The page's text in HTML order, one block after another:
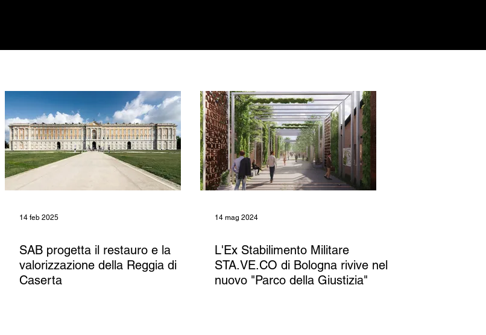
14 feb 2025
SAB progetta il restauro e la
valorizzazione della Reggia di
Caserta
14 mag 2024
L'Ex Stabilimento Militare
STA.VE.CO di Bologna rivive nel
nuovo "Parco della Giustizia"